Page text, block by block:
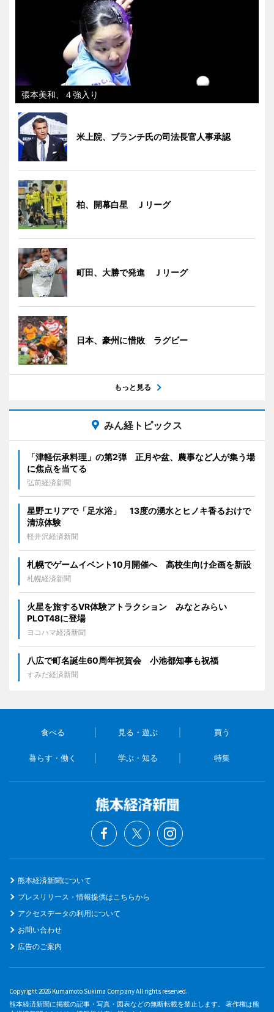
張本美和、４強入り
米上院、ブランチ氏の司法長官人事承認
柏、開幕白星 Ｊリーグ
町田、大勝で発進 Ｊリーグ
日本、豪州に惜敗 ラグビー
もっと見る
みん経トピックス
「津軽伝承料理」の第2弾 正月や盆、農事など人が集う場
に焦点を当てる
弘前経済新聞
星野エリアで「足水浴」 13度の湧水とヒノキ香るおけで
清涼体験
軽井沢経済新聞
札幌でゲームイベント10月開催へ 高校生向け企画を新設
札幌経済新聞
火星を旅するVR体験アトラクション みなとみらい
PLOT48に登場
ヨコハマ経済新聞
八広で町名誕生60周年祝賀会 小池都知事も祝福
すみだ経済新聞
食べる 見る・遊ぶ 買う
暮らす・働く 学ぶ・知る 特集
熊本経済新聞について
プレスリリース・情報提供はこちらから
アクセスデータの利用について
お問い合わせ
広告のご案内
Copyright 2026 Kumamoto Sukima Company All rights reserved.
熊本経済新聞に掲載の記事・写真・図表などの無断転載を禁止します。 著作権は熊